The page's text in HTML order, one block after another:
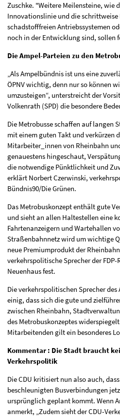
Zuschke. "Weitere Meilensteine, wie
Innovationslinie und die
schadstofffreien Antriebssystemen
noch in der Entwicklung sind, sollen
Die Ampel-Parteien zu den
„Als Ampelbündnis ist uns eine
ÖPNV wichtig, denn nur so können
umzusteigen“, unterstreicht der
Volkenrath (SPD) die besondere
Die Metrobusse schaffen auf langen
mit einem guten Takt und verkürzen
Mitarbeiter_innen von Rheinbahn
genauestens hingeschaut,
die notwendige Pünktlichkeit und
erklärt Norbert Czerwinski,
Bündnis90/Die Grünen.
Das Metrobuskonzept enthält gute
und sieht an allen Haltestellen eine
Fahrtenanzeigern und Wartehallen
Straßenbahnnetz wird um wichtige
neue Premiumprodukt der
verkehrspolitische Sprecher der
Neuenhaus fest.
Die verkehrspolitischen Sprecher
einig, dass sich die gute und
zwischen Rheinbahn,
des Metrobuskonzeptes
Mitarbeitenden gilt ein besonderes
Kommentar : Die Stadt braucht
Verkehrspolitik
Die CDU kritisiert nun also auch,
beschleunigten Busverbindungen
ursprünglich geplant kommt. Wenn
anmerkt, „Zudem sieht der CDU-